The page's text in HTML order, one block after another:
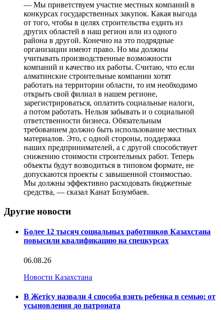
— Мы приветствуем участие местных компаний в
конкурсах государственных закупок. Какая выгода
от того, чтобы в целях строительства ездить из
других областей в наш регион или из одного
района в другой. Конечно на это подрядные
организации имеют право. Но мы должны
учитывать производственные возможности
компаний и качество их работы. Считаю, что если
алматинские строительные компании хотят
работать на территории области, то им необходимо
открыть свой филиал в нашем регионе,
зарегистрироваться, оплатить социальные налоги,
а потом работать. Нельзя забывать и о социальной
ответственности бизнеса. Обязательным
требованием должно быть использование местных
материалов. Это, с одной стороны, поддержка
наших предпринимателей, а с другой способствует
снижению стоимости строительных работ. Теперь
объекты будут возводиться в типовом формате, не
допускаются проекты с завышенной стоимостью.
Мы должны эффективно расходовать бюджетные
средства, — сказал Канат Бозумбаев.
Другие новости
Более 12 тысяч социальных работников Казахстана
повысили квалификацию на спецкурсах
06.08.26
Новости Казахстана
В Жетісу назвали 4 способа взять ребенка в семью: от
усыновления до патроната